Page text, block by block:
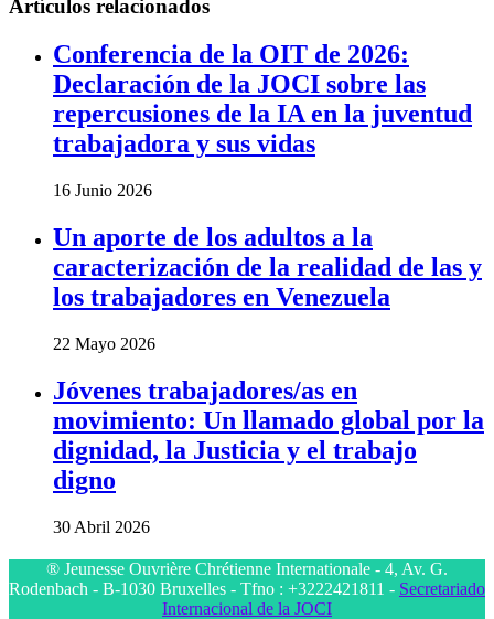
Artículos relacionados
Conferencia de la OIT de 2026:
Declaración de la JOCI sobre las
repercusiones de la IA en la juventud
trabajadora y sus vidas
16 Junio 2026
Un aporte de los adultos a la
caracterización de la realidad de las y
los trabajadores en Venezuela
22 Mayo 2026
Jóvenes trabajadores/as en
movimiento: Un llamado global por la
dignidad, la Justicia y el trabajo
digno
30 Abril 2026
® Jeunesse Ouvrière Chrétienne Internationale - 4, Av. G.
Rodenbach - B-1030 Bruxelles - Tfno : +3222421811 - Secretariado
Internacional de la JOCI